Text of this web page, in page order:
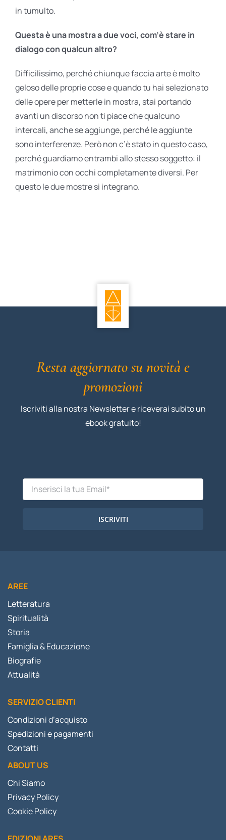
in tumulto.
Questa è una mostra a due voci, com’è stare in
dialogo con qualcun altro?
Difficilissimo, perché chiunque faccia arte è molto
geloso delle proprie cose e quando tu hai selezionato
delle opere per metterle in mostra, stai portando
avanti un discorso non ti piace che qualcuno
intercali, anche se aggiunge, perché le aggiunte
sono interferenze. Però non c’è stato in questo caso,
perché guardiamo entrambi allo stesso soggetto: il
matrimonio con occhi completamente diversi. Per
questo le due mostre si integrano.
Resta aggiornato su novità e
promozioni
Iscriviti alla nostra Newsletter e riceverai subito un
ebook gratuito!
ISCRIVITI
AREE
Letteratura
Spiritualità
Storia
Famiglia & Educazione
Biografie
Attualità
SERVIZIO CLIENTI
Condizioni d’acquisto
Spedizioni e pagamenti
Contatti
ABOUT US
Chi Siamo
Privacy Policy
Cookie Policy